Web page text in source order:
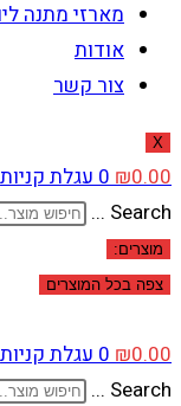
מארזי מתנה
אודות
צור קשר
X
₪0.00
0עגלת קניות
Search ...
מוצרים:
צפה בכל המוצרים
₪0.00
0עגלת קניות
Search ...